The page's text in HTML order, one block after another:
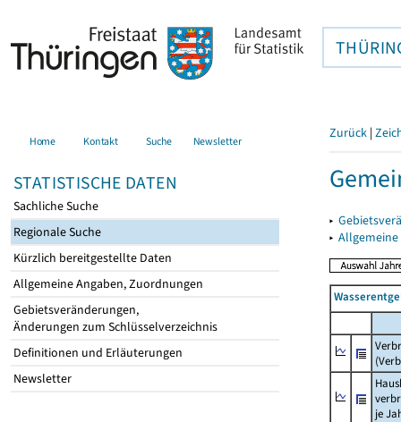
Home Kontakt Suche Newsletter
STATISTISCHE DATEN
Sachliche Suche
Regionale Suche
Kürzlich bereitgestellte Daten
Allgemeine Angaben, Zuordnungen
Gebietsveränderungen,
Änderungen zum Schlüsselverzeichnis
Definitionen und Erläuterungen
Newsletter
Zurück |
▸
▸
je